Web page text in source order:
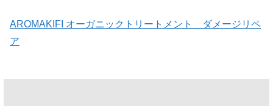
AROMAKIFI オーガニックトリートメント ダメージリペ
ア